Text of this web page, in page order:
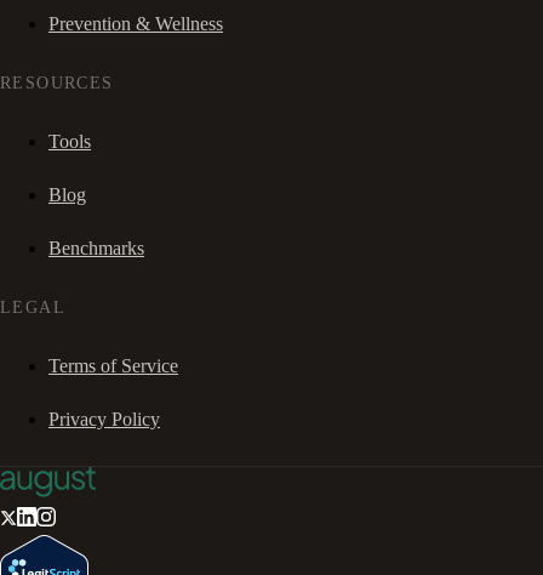
Prevention & Wellness
RESOURCES
Tools
Blog
Benchmarks
LEGAL
Terms of Service
Privacy Policy